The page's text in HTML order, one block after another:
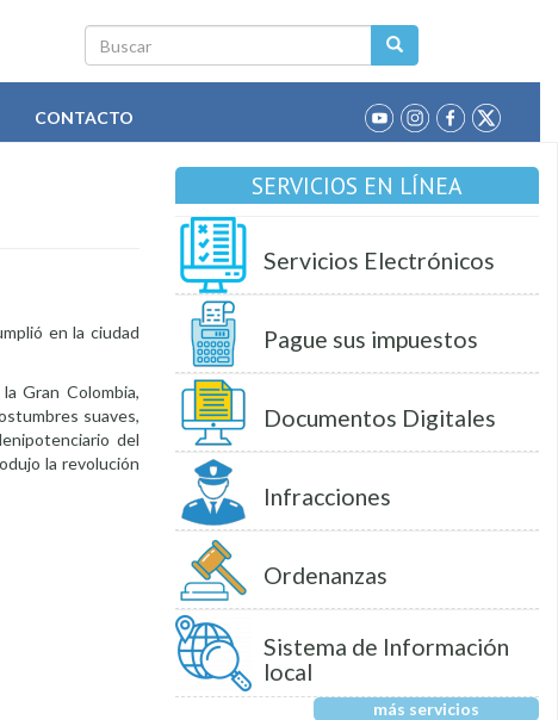
Buscar
CONTACTO
en la ciudad
Gran Colombia,
suaves,
del
la revolución
SERVICIOS EN LÍNEA
Servicios Electrónicos
Pague sus impuestos
Documentos Digitales
Infracciones
Ordenanzas
Sistema de Información
local
más servicios